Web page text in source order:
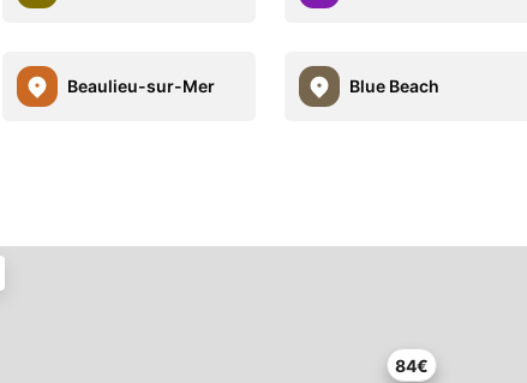
Beaulieu-sur-Mer Blue Beach
84€